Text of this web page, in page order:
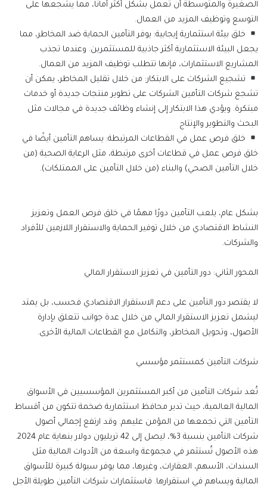
الصغيرة والمتوسطة أن تعمل بشكل أكثر أمانًا، مما يشجعها على
التوسع وتوظيف المزيد من العمال.
خلق بيئة استثمارية إيجابية: يوفر التأمين الحماية ضد المخاطر، مما
يجعل البيئة الاستثمارية أكثر جاذبية للمستثمرين. وعندما تجذب
المشاريع الاستثمارات، فإنها تتطلب توظيف المزيد من العمال.
تشجيع الشركات على الابتكار: من خلال تقليل المخاطر، يمكن أن
تشجع شركات التأمين الشركات على تطوير منتجات جديدة أو خدمات
مبتكرة. ويؤدي هذا الابتكار إلى إنشاء وظائف جديدة في مجالات مثل
البحث والتطوير والإنتاج
خلق فرص عمل في القطاعات المرتبطة: يساهم التأمين أيضًا في
خلق فرص عمل في قطاعات أخرى مرتبطة، مثل الرعاية الصحية (من
خلال التأمين الصحي) والبناء (من خلال التأمين على الممتلكات).
بشكل عام، يلعب التأمين دورًا مهمًا في خلق فرص العمل وتعزيز
النشاط الاقتصادي من خلال توفير الحماية والاستقرار اللازمين للأفراد
والشركات.
المحور الثاني: دور التأمين في تعزيز الاستقرار المالي
لا يقتصر دور التأمين على دعم الاستقرار الاقتصادي فحسب، بل يمتد
ليشمل تعزيز الاستقرار المالي من خلال عدة جوانب تتعلق بإدارة
الأصول، وتحويل المخاطر، والتكامل مع القطاعات المالية الأخرى.
شركات التأمين كمستثمر مؤسسي
تُعد شركات التأمين من أكبر المستثمرين المؤسسيين في الأسواق
المالية العالمية، حيث تدير محافظ استثمارية ضخمة تتكون من أقساط
التأمين التي تجمعها من المؤمن عليهم. وقد ارتفع إجمالي أصول
شركات التأمين بنسبة 3%، ليصل إلى 42 تريليون دولار بنهاية عام 2024.
هذه الأصول تُستثمر في مجموعة واسعة من الأدوات المالية مثل
السندات، الأسهم، العقارات، وغيرها، مما يوفر سيولة كبيرة للأسواق
المالية ويساهم في استقرارها. فاستثمارات شركات التأمين طويلة الأجل